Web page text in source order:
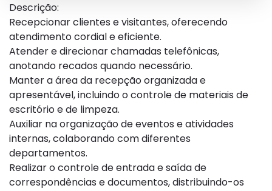
Descrição:
Recepcionar clientes e visitantes, oferecendo
atendimento cordial e eficiente.
Atender e direcionar chamadas telefônicas,
anotando recados quando necessário.
Manter a área da recepção organizada e
apresentável, incluindo o controle de materiais de
escritório e de limpeza.
Auxiliar na organização de eventos e atividades
internas, colaborando com diferentes
departamentos.
Realizar o controle de entrada e saída de
correspondências e documentos, distribuindo-os